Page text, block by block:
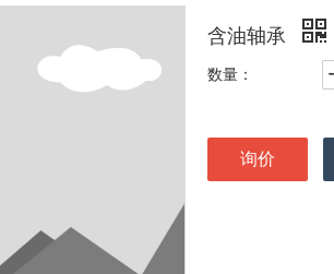
含油轴承
数量：
询价